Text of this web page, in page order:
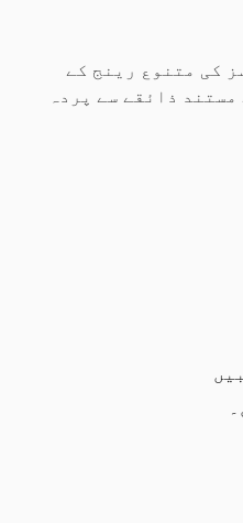
کی متنوع رینج کے
ذائقے سے پردہ